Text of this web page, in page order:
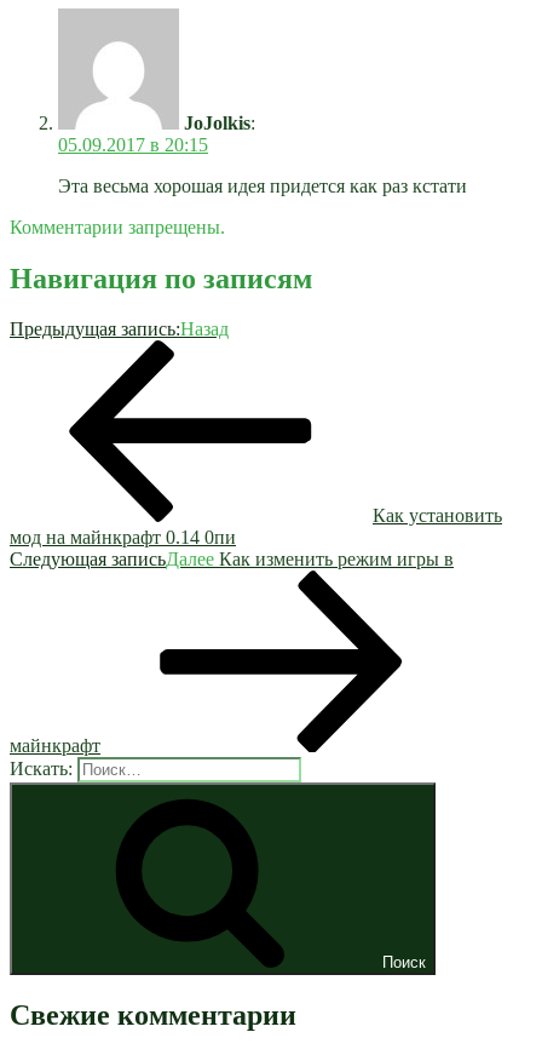
JoJolkis:
05.09.2017 в 20:15
Эта весьма хорошая идея придется как раз кстати
Комментарии запрещены.
Навигация по записям
Предыдущая запись:Назад
Как установить
мод на майнкрафт 0.14 0пи
Следующая записьДалее Как изменить режим игры в
майнкрафт
Искать:
Поиск
Свежие комментарии